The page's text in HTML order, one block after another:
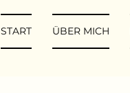
START ÜBER MICH